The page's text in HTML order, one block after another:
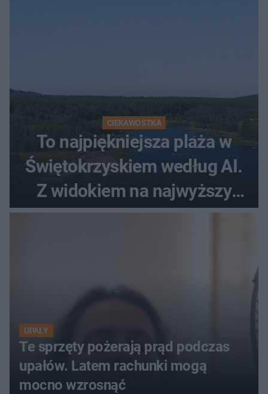
CIEKAWOSTKA
To najpiękniejsza plaża w
Świętokrzyskiem według AI.
Z widokiem na najwyższy
szczyt Gór Świętokrzyskich
UPAŁY
Te sprzęty pożerają prąd podczas
upałów. Latem rachunki mogą
mocno wzrosnąć